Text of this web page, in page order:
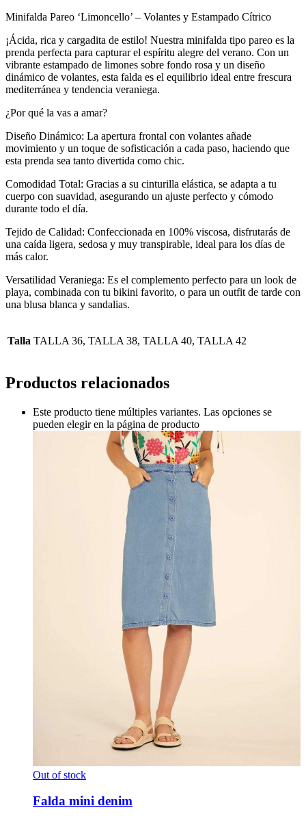
Minifalda Pareo ‘Limoncello’ – Volantes y Estampado Cítrico
¡Ácida, rica y cargadita de estilo! Nuestra minifalda tipo pareo es la
prenda perfecta para capturar el espíritu alegre del verano. Con un
vibrante estampado de limones sobre fondo rosa y un diseño
dinámico de volantes, esta falda es el equilibrio ideal entre frescura
mediterránea y tendencia veraniega.
¿Por qué la vas a amar?
Diseño Dinámico: La apertura frontal con volantes añade
movimiento y un toque de sofisticación a cada paso, haciendo que
esta prenda sea tanto divertida como chic.
Comodidad Total: Gracias a su cinturilla elástica, se adapta a tu
cuerpo con suavidad, asegurando un ajuste perfecto y cómodo
durante todo el día.
Tejido de Calidad: Confeccionada en 100% viscosa, disfrutarás de
una caída ligera, sedosa y muy transpirable, ideal para los días de
más calor.
Versatilidad Veraniega: Es el complemento perfecto para un look de
playa, combinada con tu bikini favorito, o para un outfit de tarde con
una blusa blanca y sandalias.
Talla TALLA 36, TALLA 38, TALLA 40, TALLA 42
Productos relacionados
Este producto tiene múltiples variantes. Las opciones se
pueden elegir en la página de producto
Out of stock
Falda mini denim